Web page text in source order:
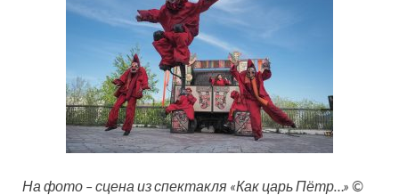
На фото – сцена из спектакля «Как царь Пётр…» ©